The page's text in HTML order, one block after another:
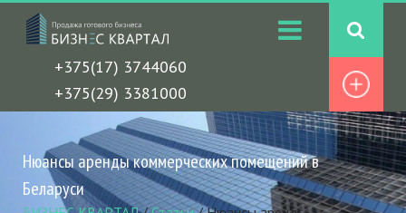
+375(17) 3744060
+375(29) 3381000
Нюансы аренды коммерческих помещений в
Беларуси